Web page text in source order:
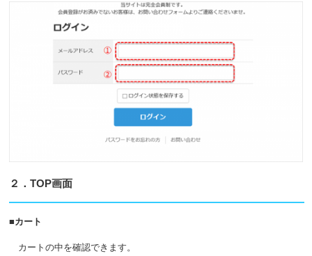
２．TOP画面
■カート
カートの中を確認できます。